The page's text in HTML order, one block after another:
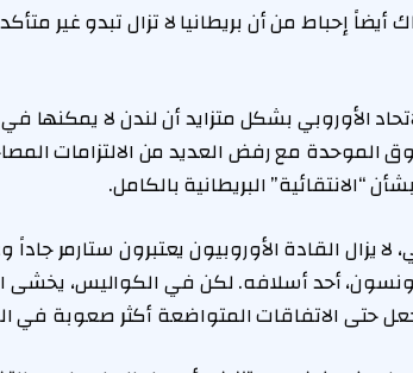
إحباط من أن بريطانيا لا تزال تبدو غير
الأوروبي بشكل متزايد أن لندن لا
الموحدة مع رفض العديد من الالتزامات
“الانتقائية” البريطانية بالكامل.
لا يزال القادة الأوروبيون يعتبرون ستارمر
أحد أسلافه. لكن في الكواليس،
حتى الاتفاقات المتواضعة أكثر صعوبة في